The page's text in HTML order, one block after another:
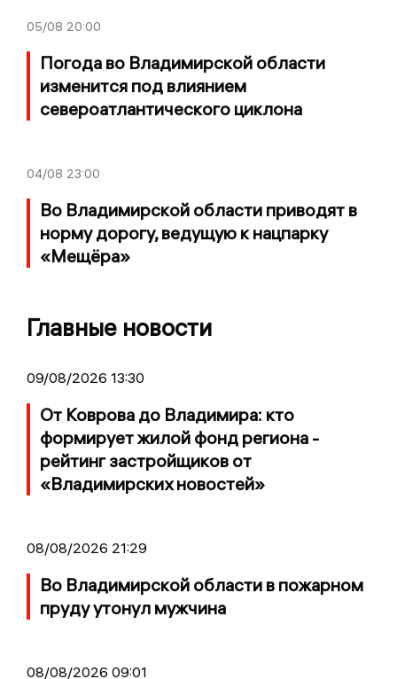
05/08 20:00
Погода во Владимирской области
изменится под влиянием
североатлантического циклона
04/08 23:00
Во Владимирской области приводят в
норму дорогу, ведущую к нацпарку
«Мещёра»
Главные новости
09/08/2026 13:30
От Коврова до Владимира: кто
формирует жилой фонд региона -
рейтинг застройщиков от
«Владимирских новостей»
08/08/2026 21:29
Во Владимирской области в пожарном
пруду утонул мужчина
08/08/2026 09:01